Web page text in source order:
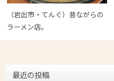
（岩出市・てんぐ）昔ながらの
ラーメン店。
最近の投稿